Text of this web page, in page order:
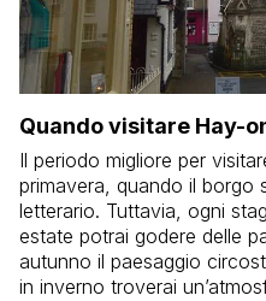
Quando visitare Hay-
Il periodo migliore per
primavera, quando il borgo
letterario. Tuttavia, ogni
estate potrai godere delle
autunno il paesaggio
in inverno troverai